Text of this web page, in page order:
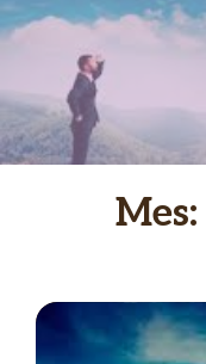
Mes: